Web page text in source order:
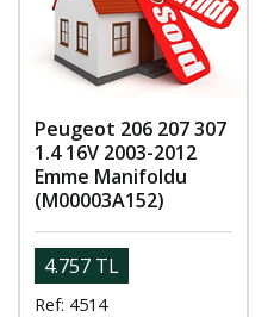
Peugeot 206 207 307
1.4 16V 2003-2012
Emme Manifoldu
(M00003A152)
4.757 TL
Ref: 4514